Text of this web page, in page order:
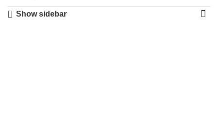
Show sidebar